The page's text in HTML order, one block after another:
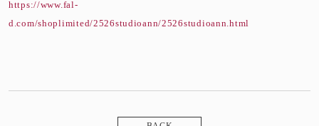
https://www.fal-
d.com/shoplimited/2526studioann/2526studioann.html